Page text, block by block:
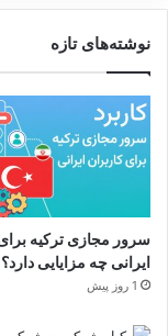
نوشته‌های تازه
سرور مجازی ترکیه
ایرانی چه مزایایی دارد؟
1 روز پیش